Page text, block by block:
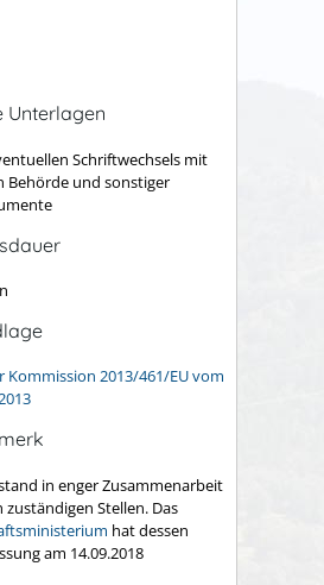
Unterlagen
Schriftwechsels mit
Behörde und sonstiger
Kommission 2013/461/EU vom
in enger Zusammenarbeit
Stellen. Das
hat dessen
am 14.09.2018